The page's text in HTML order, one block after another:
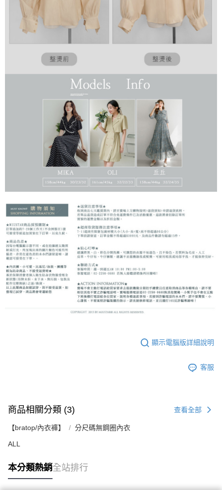
顯示電腦版詳細說明
客服
商品相關分類 (3) 查看全部
【bratop/內衣褲】 分尺碼無鋼圈內衣
ALL
本分類熱銷全站排行